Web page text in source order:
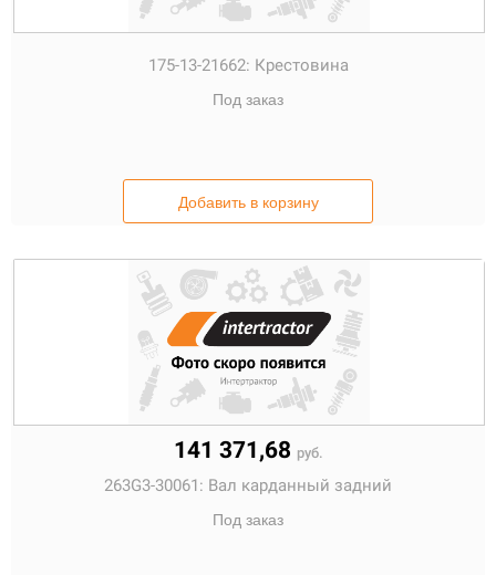
175-13-21662: Крестовина
Под заказ
Добавить в корзину
141 371,68 руб.
263G3-30061: Вал карданный задний
Под заказ